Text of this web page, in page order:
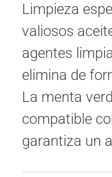
Limpieza
valiosos
agentes
elimina de
La menta
compatible
garantiza un